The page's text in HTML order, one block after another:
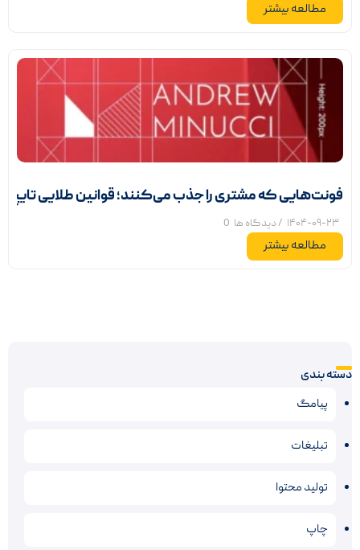
دسته بندی
پیامگ
تبلیغات
تولید محتوا
چاپ
مطالعه بیشتر
فونت‌هایی که مشتری را جذب می‌کنند؛ قوانین طلایی
۱۴۰۴-۰۹-۲۳ / دیدگاه ها 0
مطالعه بیشتر